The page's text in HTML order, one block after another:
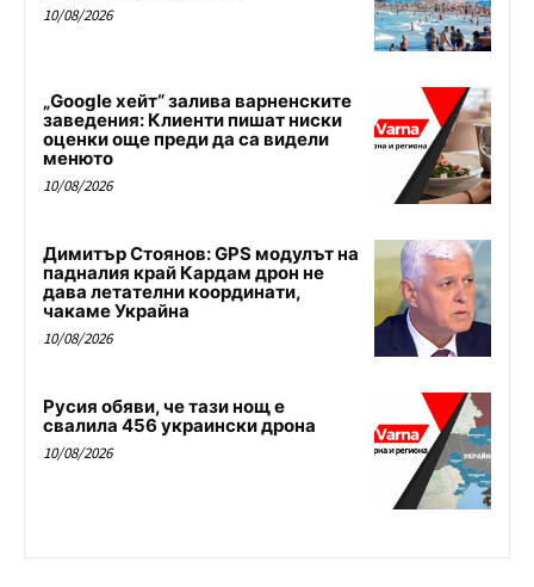
10/08/2026
„Google хейт“ залива варненските
заведения: Клиенти пишат ниски
оценки още преди да са видели
менюто
10/08/2026
Димитър Стоянов: GPS модулът на
падналия край Кардам дрон не
дава летателни координати,
чакаме Украйна
10/08/2026
Русия обяви, че тази нощ е
свалила 456 украински дрона
10/08/2026